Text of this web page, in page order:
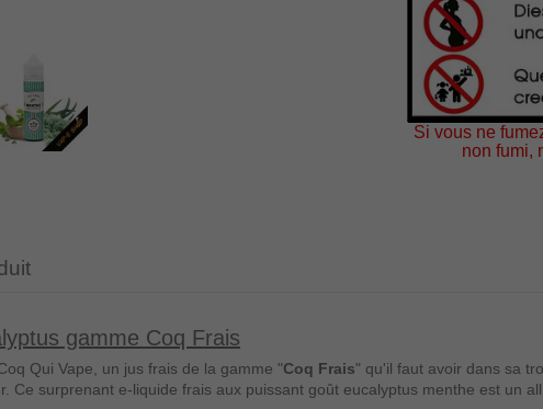
Si vous ne
non fumi,
gamme Coq Frais
Qui Vape, un jus frais de la gamme "Coq Frais" qu'il faut avoir dans sa
Ce surprenant e-liquide frais aux puissant goût eucalyptus menthe est un